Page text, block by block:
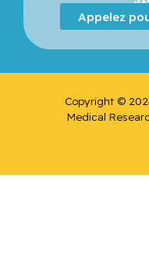
Appelez
Copyright ©
Medical